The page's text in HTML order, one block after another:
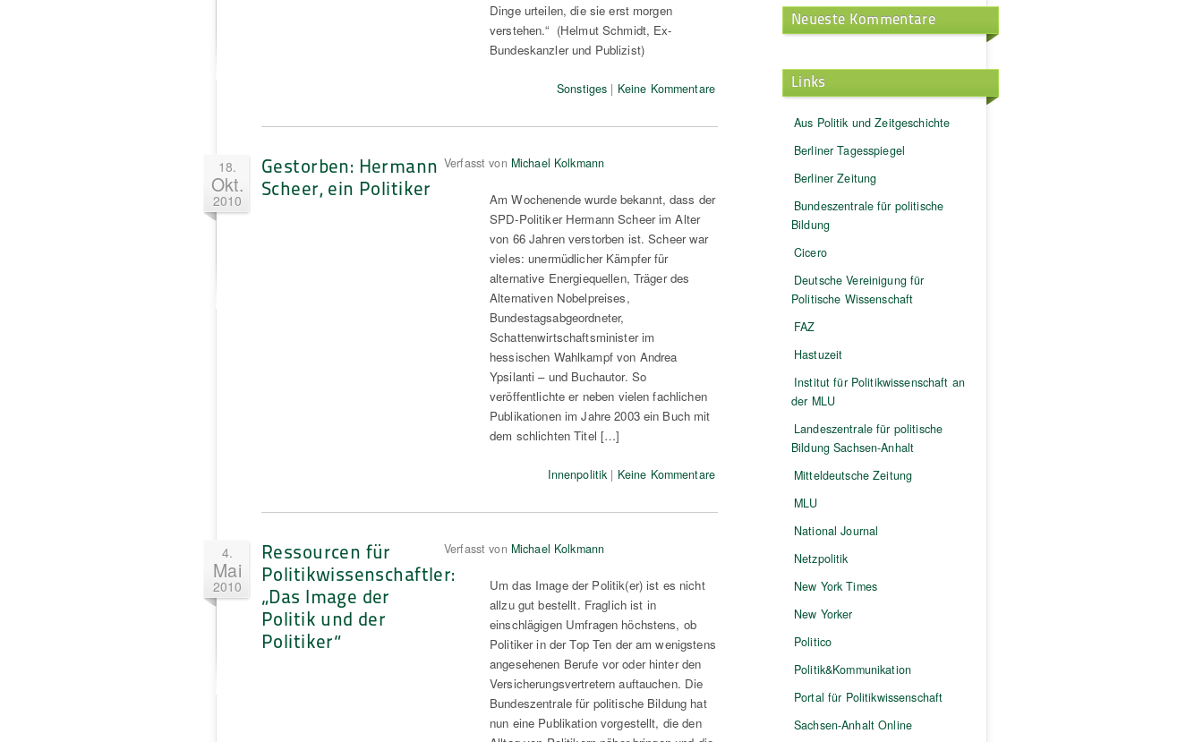
Dinge urteilen, die sie erst morgen
verstehen.“ (Helmut Schmidt, Ex-
Bundeskanzler und Publizist)
Sonstiges | Keine Kommentare
18.
Okt.
2010
Gestorben: Hermann
Scheer, ein Politiker
Verfasst von Michael Kolkmann
Am Wochenende wurde bekannt, dass der
SPD-Politiker Hermann Scheer im Alter
von 66 Jahren verstorben ist. Scheer war
vieles: unermüdlicher Kämpfer für
alternative Energiequellen, Träger des
Alternativen Nobelpreises,
Bundestagsabgeordneter,
Schattenwirtschaftsminister im
hessischen Wahlkampf von Andrea
Ypsilanti – und Buchautor. So
veröffentlichte er neben vielen fachlichen
Publikationen im Jahre 2003 ein Buch mit
dem schlichten Titel […]
Innenpolitik | Keine Kommentare
4.
Mai
2010
Ressourcen für
Politikwissenschaftler:
„Das Image der
Politik und der
Politiker“
Verfasst von Michael Kolkmann
Um das Image der Politik(er) ist es nicht
allzu gut bestellt. Fraglich ist in
einschlägigen Umfragen höchstens, ob
Politiker in der Top Ten der am wenigstens
angesehenen Berufe vor oder hinter den
Versicherungsvertretern auftauchen. Die
Bundeszentrale für politische Bildung hat
nun eine Publikation vorgestellt, die den
Neueste Kommentare
Links
Aus Politik und Zeitgeschichte
Berliner Tagesspiegel
Berliner Zeitung
Bundeszentrale für politische
Bildung
Cicero
Deutsche Vereinigung für
Politische Wissenschaft
FAZ
Hastuzeit
Institut für Politikwissenschaft an
der MLU
Landeszentrale für politische
Bildung Sachsen-Anhalt
Mitteldeutsche Zeitung
MLU
National Journal
Netzpolitik
New York Times
New Yorker
Politico
Politik&Kommunikation
Portal für Politikwissenschaft
Sachsen-Anhalt Online